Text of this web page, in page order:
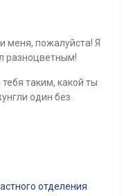
меня, пожалуйста! Я
разноцветным!
таким, какой ты
один без
отделения